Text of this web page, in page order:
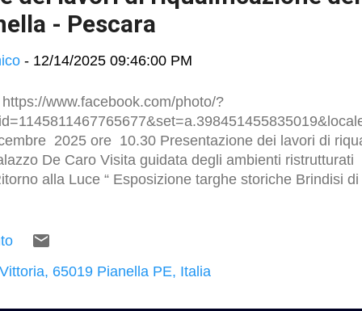
- Pescara
- 12/14/2025 09:46:00 PM
www.facebook.com/photo/?
2025 ore 10.30 Presentazione dei lavori di
De Caro Visita guidata degli ambienti
alla Luce “ Esposizione targhe storiche Brindisi
65019 Pianella PE, Italia